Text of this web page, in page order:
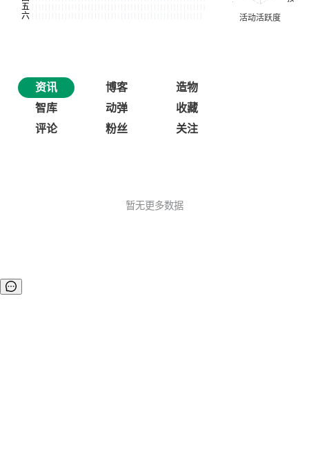
资讯 博客
造物
智库
动弹
收藏
评论
粉丝 关注
暂无更多数据